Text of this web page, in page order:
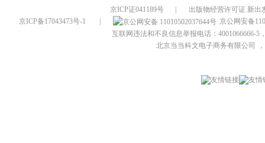
京ICP证041189号
出版物经营许可证 新出
京ICP备17043473号-1
京公网安备
互联网违法和不良信息举报电话：4001066666-5
北京当当科文电子商务有限公司